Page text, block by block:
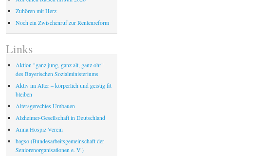
Zuhören mit Herz
Noch ein Zwischenruf zur Rentenreform
Links
Aktion "ganz jung, ganz alt, ganz ohr"
des Bayerischen Sozialministeriums
Aktiv im Alter – körperlich und geistig fit
bleiben
Altersgerechtes Umbauen
Alzheimer-Gesellschaft in Deutschland
Anna Hospiz Verein
bagso (Bundesarbeitsgemeinschaft der
Seniorenorganisationen e. V.)